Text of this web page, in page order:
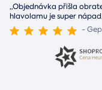
„Objednávka přišla
hlavolamu je super
-